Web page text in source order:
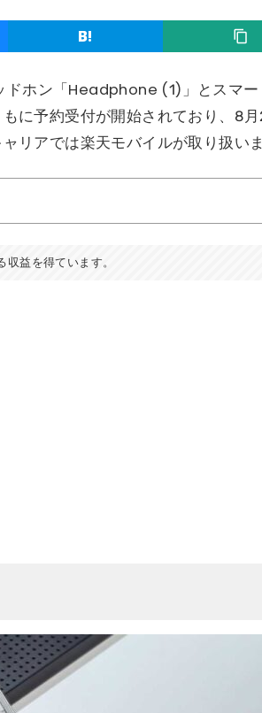
ホン「Headphone (1)」とスマー
に予約受付が開始されており、8
リアでは楽天モバイルが取り扱いま
益を得ています。